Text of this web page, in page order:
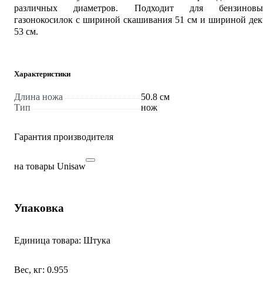
различных диаметров. Подходит для
газонокосилок с шириной скашивания 51 см и шириной
53 см.
Характеристики
Длина ножа
50.8 см
Тип
нож
Гарантия производителя
на товары Unisaw
Упаковка
Единица товара: Штука
Вес, кг: 0.955